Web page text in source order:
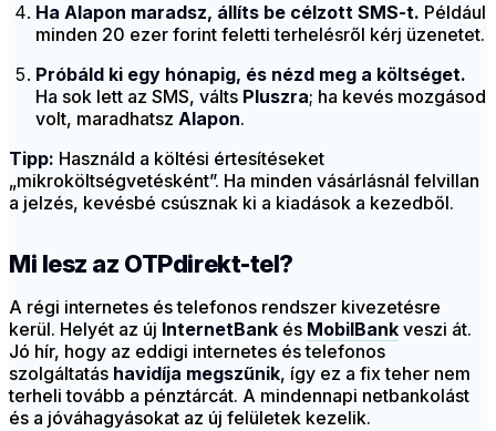
Ha Alapon maradsz, állíts be célzott SMS-t. Például
minden 20 ezer forint feletti terhelésről kérj üzenetet.
Próbáld ki egy hónapig, és nézd meg a költséget.
Ha sok lett az SMS, válts Pluszra; ha kevés mozgásod
volt, maradhatsz Alapon.
Tipp: Használd a költési értesítéseket
„mikroköltségvetésként”. Ha minden vásárlásnál felvillan
a jelzés, kevésbé csúsznak ki a kiadások a kezedből.
Mi lesz az OTPdirekt-tel?
A régi internetes és telefonos rendszer kivezetésre
kerül. Helyét az új InternetBank és MobilBank veszi át.
Jó hír, hogy az eddigi internetes és telefonos
szolgáltatás havidíja megszűnik, így ez a fix teher nem
terheli tovább a pénztárcát. A mindennapi netbankolást
és a jóváhagyásokat az új felületek kezelik.